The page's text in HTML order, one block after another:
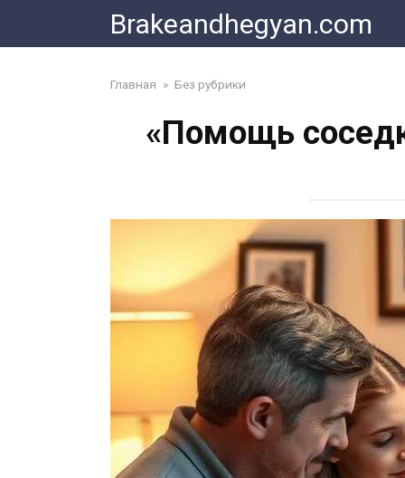
content
Brakeandhegyan.com
Главная » Без рубрики
«Помощь